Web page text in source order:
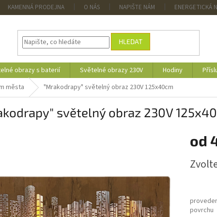
KAMENNÁ PRODEJNA O NÁS NAPIŠTE NÁM ENERGETICKÁ
HLEDAT
obrazy s baterií Světelné obrazy 230V Hodiny
města "Mrakodrapy" světelný obraz 230V 125x40cm
světelný obraz 230V
od
cena:
povrchu